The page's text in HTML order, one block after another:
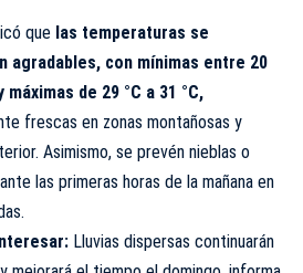
que las temperaturas se
agradables, con mínimas entre 20
máximas de 29 °C a 31 °C,
frescas en zonas montañosas y
Asimismo, se prevén nieblas o
las primeras horas de la mañana en
Lluvias dispersas continuarán